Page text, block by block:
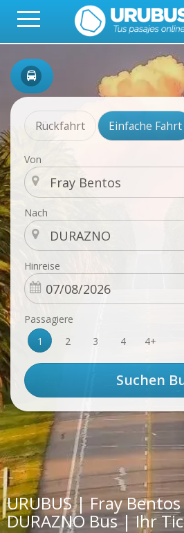
Rückfahrt Einfache Fahrt
Von
Nach
Hinreise
Passagiere
1
2 3 4 4+
URUBUS | Fray
DURAZNO Bus | Ihr